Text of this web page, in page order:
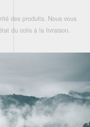
des produits. Nous vous
du colis à la livraison.